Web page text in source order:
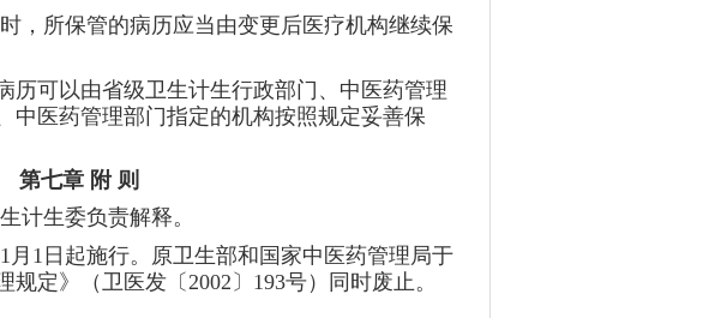
，所保管的病历应当由变更后医疗机构继续保
历可以由省级卫生计生行政部门、中医药管理
中医药管理部门指定的机构按照规定妥善保
第七章 附 则
计生委负责解释。
月1日起施行。原卫生部和国家中医药管理局于
定》（卫医发〔2002〕193号）同时废止。